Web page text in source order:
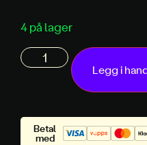
4 på lager
Legg i
Betal
med